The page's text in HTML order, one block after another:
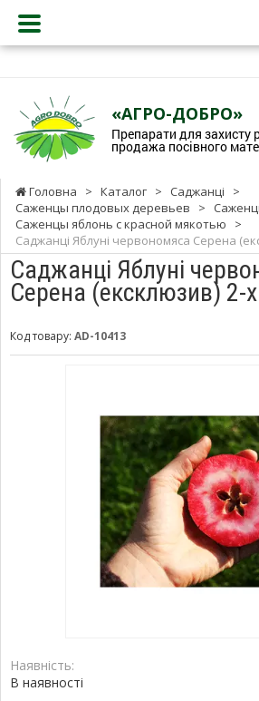
«АГРО-ДОБРО»
Препарати для захисту
продажа посівного
Головна > Каталог > Саджанці
>
Саженцы плодовых деревьев
>
Саженцы яблонь с красной мякотью
>
Саджанці Яблуні червономяса Серена
Саджанці Яблуні
Серена (ексклюзив) 2-
Код товару: AD-10413
Наявність:
В наявності